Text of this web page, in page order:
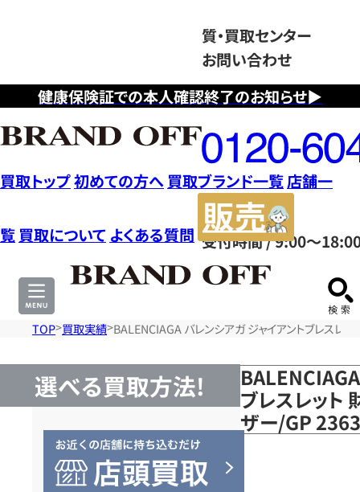
健康保険証での本人確認終了のお知らせ▶
質・買取センター
お問い合わせ
フ
リ
ー
ダ
イ
ヤ
ル
0120604117
受付時間 / 9:00～
買取トップ初めての方へ 買取ブランド一覧店舗一
覧 買取について よくある質問
サ
TOP 買取実績 BALENCIAGA バレンシアガ ジャイアントブレスレ
選べる買取方法!
ブレスレット
ザー/GP